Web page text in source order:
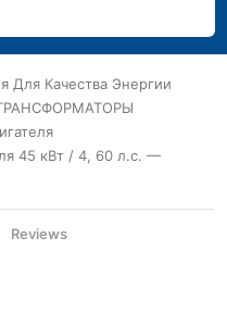
Для Качества Энергии
45 кВт / 4, 60 л.с. —
Reviews